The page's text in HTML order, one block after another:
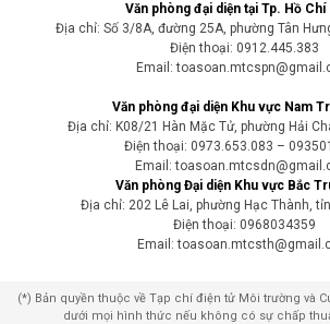
Văn phòng đại diện tại Tp. Hồ Chí
Địa chỉ: Số 3/8A, đường 25A, phường Tân
Điện thoại: 0912.445.383
Email:
Văn phòng đại diện Khu vực Nam
Địa chỉ: K08/21 Hàn Mặc Tử, phường Hải
Điện thoại: 0973.653.083 –
Email:
Văn phòng Đại diện Khu vực Bắc
Địa chỉ: 202 Lê Lai, phường Hạc Thành,
Điện thoại: 0968034359
Email:
(*) Bản quyền thuộc về Tạp chí điện tử Môi trường và
dưới mọi hình thức nếu không có sự chấp